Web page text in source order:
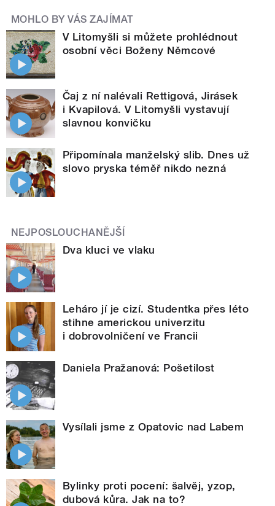
MOHLO BY VÁS ZAJÍMAT
V Litomyšli si můžete prohlédnout
osobní věci Boženy Němcové
Čaj z ní nalévali Rettigová, Jirásek
i Kvapilová. V Litomyšli vystavují
slavnou konvičku
Připomínala manželský slib. Dnes už
slovo pryska téměř nikdo nezná
NEJPOSLOUCHANĚJŠÍ
Dva kluci ve vlaku
Leháro jí je cizí. Studentka přes léto
stihne americkou univerzitu
i dobrovolničení ve Francii
Daniela Pražanová: Pošetilost
Vysílali jsme z Opatovic nad Labem
Bylinky proti pocení: šalvěj, yzop,
dubová kůra. Jak na to?